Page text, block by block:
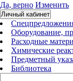
Да, верно Изменить
Личный кабинет
Оборудование,
Расходные
Химические
Предметный
Библиотека